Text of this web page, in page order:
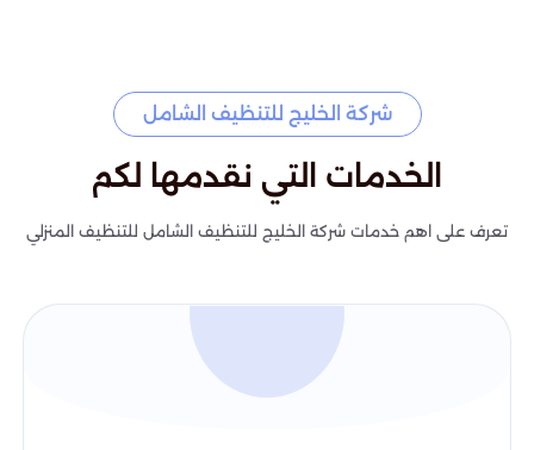
شركة الخليج للتنظيف الشامل
الخدمات التي نقدمها لكم
تعرف على اهم خدمات شركة الخليج للتنظيف الشامل للتنظيف المنزلي